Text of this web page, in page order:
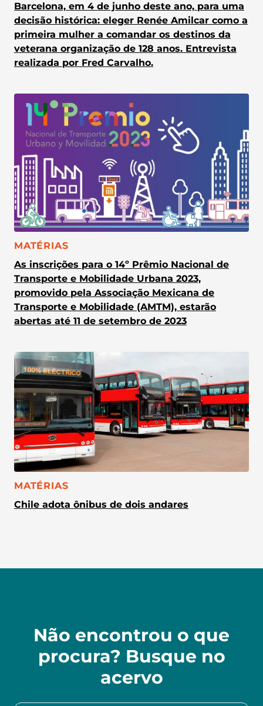
Barcelona, em 4 de junho deste ano, para uma
decisão histórica: eleger Renée Amilcar como a
primeira mulher a comandar os destinos da
veterana organização de 128 anos. Entrevista
realizada por Fred Carvalho.
CATEGORIA:
MATÉRIAS
As inscrições para o 14º Prêmio Nacional de
Transporte e Mobilidade Urbana 2023,
promovido pela Associação Mexicana de
Transporte e Mobilidade (AMTM), estarão
abertas até 11 de setembro de 2023
CATEGORIA:
MATÉRIAS
Chile adota ônibus de dois andares
Não encontrou o que
procura? Busque no
acervo